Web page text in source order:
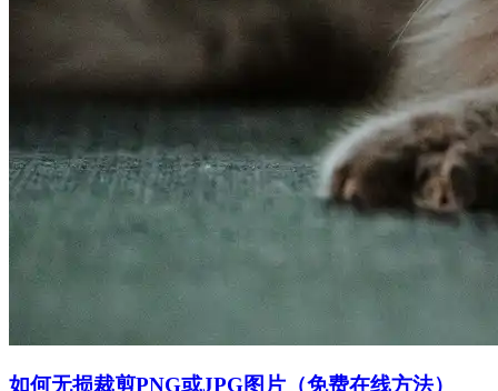
如何无损裁剪PNG或JPG图片（免费在线方法）